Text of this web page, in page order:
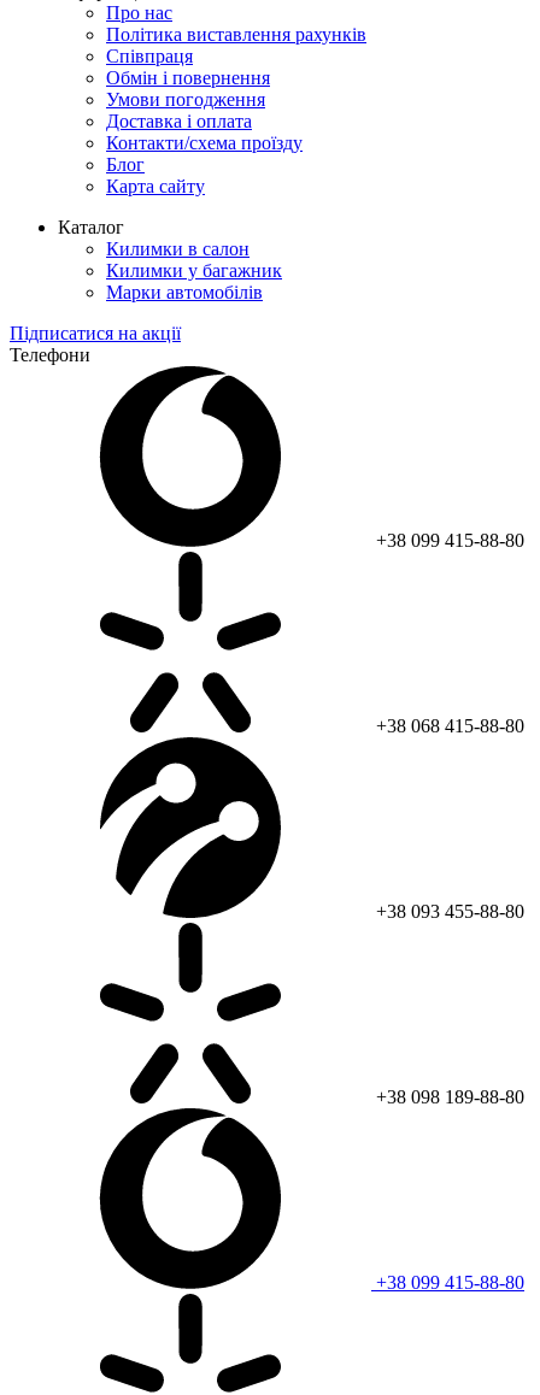
Про нас
Політика виставлення рахунків
Співпраця
Обмін і повернення
Умови погодження
Доставка і оплата
Контакти/схема проїзду
Блог
Карта сайту
Каталог
Килимки в салон
Килимки у багажник
Марки автомобілів
Підписатися на акції
Телефони
+38 099 415-88-80
+38 068 415-88-80
+38 093 455-88-80
+38 098 189-88-80
+38 099 415-88-80